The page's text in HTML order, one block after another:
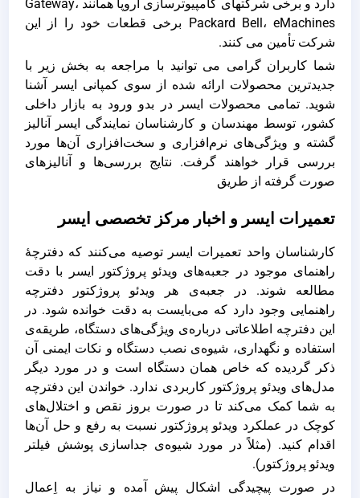
دارد و برخی شرکتهای کامپیوترسازی اروپا همانند Gateway،
Packard Bell، eMachines برخی قطعات خود را از این
شرکت تأمین می‌ کنند.
شما کاربران گرامی می توانید با مراجعه به بخش زیر با
جدیدترین محصولات ارائه شده از سوی کمپانی ایسر آشنا
شوید. تمامی محصولات ایسر در بدو ورود به بازار داخلی
کشور، توسط مهندسان و کارشناسان نمایندگی ایسر آنالیز
گشته و ویژگی‌های نرم‌افزاری و سخت‌افزاری آن‌ها مورد
بررسی قرار خواهند گرفت. نتایج بررسی‌ها و آنالیزهای
صورت گرفته از طریق
تعمیرات ایسر و اخبار مرکز تخصصی ایسر
کارشناسان واحد تعمیرات ایسر توصیه می‌کنند که دفترچۀ
راهنمای موجود در جعبه‌های ویدئو پروژکتور ایسر با دقت
مطالعه ‌شوند. در جعبه‌ی هر ویدئو پروژکتور دفترچه
راهنمایی وجود دارد که می‌بایست به دقت خوانده شود. در
این دفترچه اطلاعاتی درباره‌ی ویژگی‌های دستگاه، طریقه‌ی
استفاده و نگهداری، شیوه‌ی نصب دستگاه و نکات ایمنی آن
ذکر گردیده که خاص همان دستگاه است و در مورد دیگر
مدل‌های ویدئو پروژکتور کاربردی ندارد. خواندن این دفترچه
به شما کمک می‌کند تا در صورت بروز نقص و اختلال‌های
کوچک در عملکرد ویدئو پروژکتور نسبت به رفع و حل آن‌ها
اقدام کنید. (مثلاً در مورد شیوه‌ی جداسازی پوشش فیلتر
ویدئو پروژکتور).
در صورت پیچیدگی اشکال پیش آمده و نیاز به اِعمال